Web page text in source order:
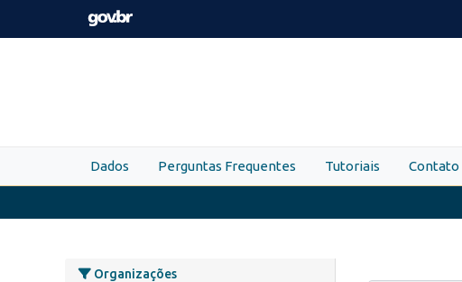
Skip to main content
Dados Perguntas Frequentes Tutoriais Contato
Organizações